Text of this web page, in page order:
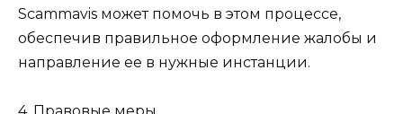
Scammavis может помочь в этом процессе,
обеспечив правильное оформление жалобы и
направление ее в нужные инстанции.